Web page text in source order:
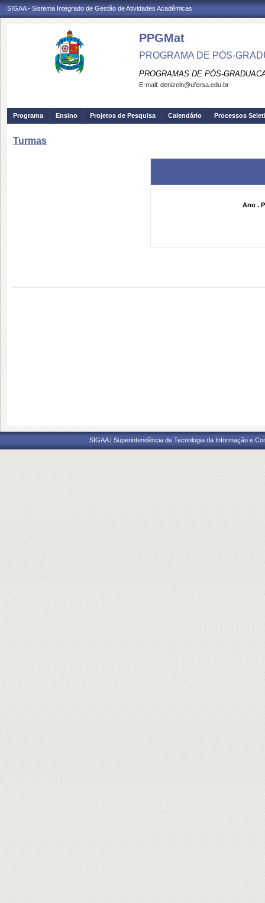
SIGAA - Sistema Integrado de Gestão de Atividades Acadêmicas
PPGMat
PROGRAMA DE PÓS-
PROGRAMAS DE PÓS-
E-mail: denizeln@ufersa.edu.br
Programa Ensino Projetos de Pesquisa Calendário Processos
Turmas
Ano .
SIGAA | Superintendência de Tecnologia da Informação e